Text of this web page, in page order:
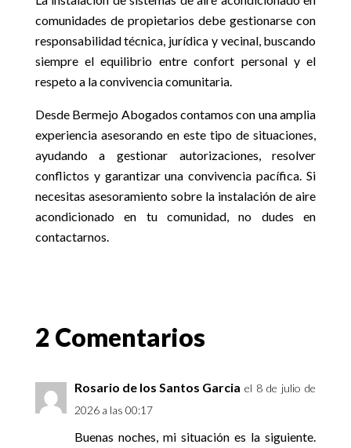
comunidades de propietarios debe gestionarse con
responsabilidad técnica, jurídica y vecinal, buscando
siempre el equilibrio entre confort personal y el
respeto a la convivencia comunitaria.
Desde Bermejo Abogados contamos con una amplia
experiencia asesorando en este tipo de situaciones,
ayudando a gestionar autorizaciones, resolver
conflictos y garantizar una convivencia pacífica. Si
necesitas asesoramiento sobre la instalación de aire
acondicionado en tu comunidad, no dudes en
contactarnos.
2 Comentarios
Rosario de los Santos Garcia el 8 de julio de
2026 a las 00:17
Buenas noches, mi situación es la siguiente.